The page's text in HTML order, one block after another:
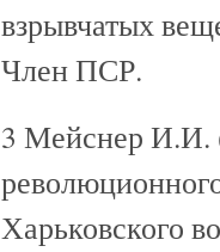
взрывчатых
Член ПСР.
3 Мейснер И.И.
Харьковского